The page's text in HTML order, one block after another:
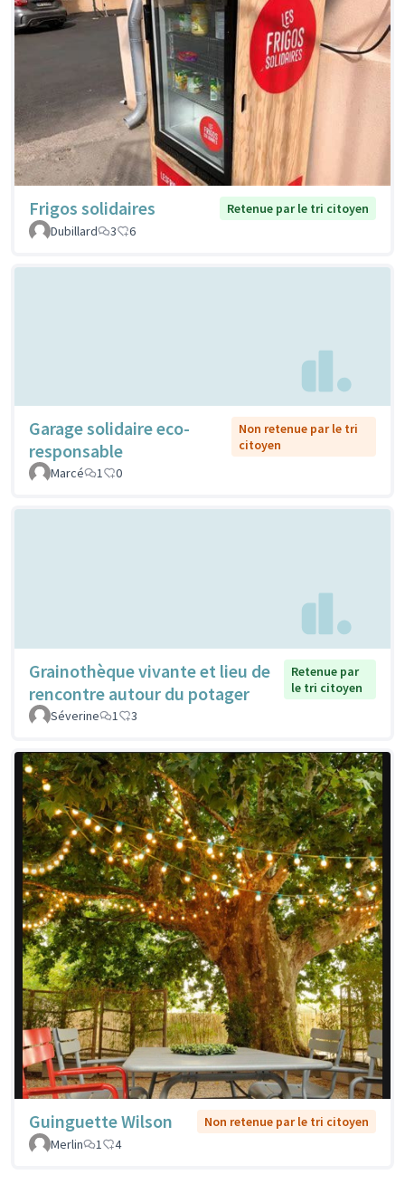
Frigos solidaires
Retenue par le tri citoyen
Dubillard
3 6
Garage solidaire eco-
responsable
Non retenue par le tri
citoyen
Marcé
1 0
Grainothèque vivante et lieu de
rencontre autour du potager
Retenue par
le tri citoyen
Séverine
1 3
Guinguette Wilson
Non retenue par le tri citoyen
Merlin
1 4